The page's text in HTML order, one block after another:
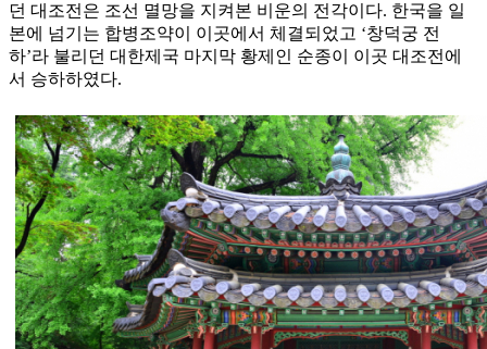
던 대조전은 조선 멸망을 지켜본 비운의 전각이다. 한국을 일
본에 넘기는 합병조약이 이곳에서 체결되었고 ‘창덕궁 전
하’라 불리던 대한제국 마지막 황제인 순종이 이곳 대조전에
서 승하하였다.